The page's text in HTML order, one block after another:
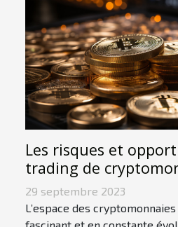
Les risques et
trading de
29 septembre 2023
L’espace des